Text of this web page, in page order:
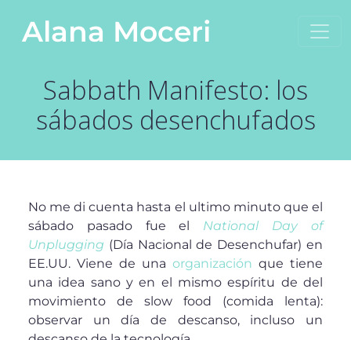
Navegación principal
Alana Moceri
Sabbath Manifesto: los
sábados desenchufados
No me di cuenta hasta el ultimo minuto que el
sábado pasado fue el National Day of
Unplugging (Día Nacional de Desenchufar) en
EE.UU. Viene de una organización que tiene
una idea sano y en el mismo espíritu de del
movimiento de slow food (comida lenta):
observar un día de descanso, incluso un